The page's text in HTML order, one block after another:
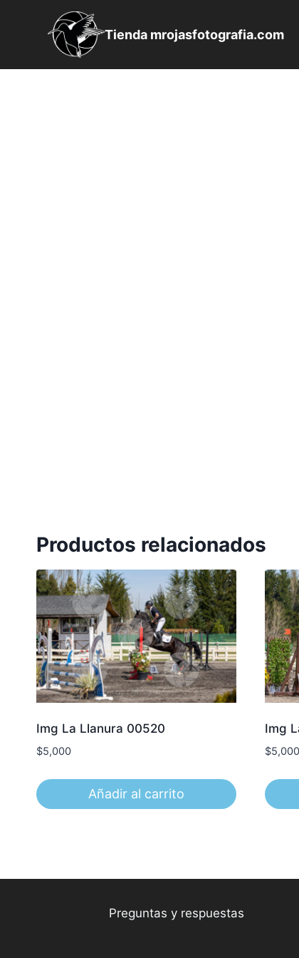
contenido
Tienda mrojasfotografia.com
Productos relacionados
Img La Llanura 00520
$5,000
Añadir al carrito
Img
$5,000
Preguntas y respuestas